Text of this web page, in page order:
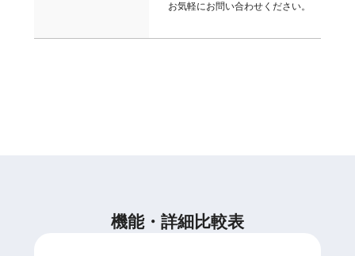
お気軽にお問い合わせください。
機能・詳細比較表